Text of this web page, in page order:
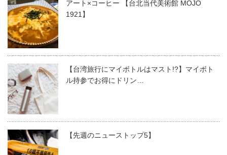
アート×コーヒー 【台北当代美術館 MOJO
1921】
【台湾旅行にマイボトルはマスト!?】マイボト
ル持参でお得にドリン…
【先週のニューストップ5】